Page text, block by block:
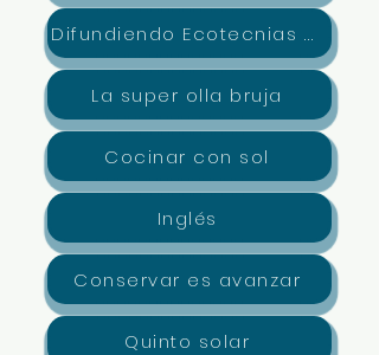
Difundiendo Ecotecnias con juegos
La super olla bruja
Cocinar con sol
Inglés
Conservar es avanzar
Quinto solar